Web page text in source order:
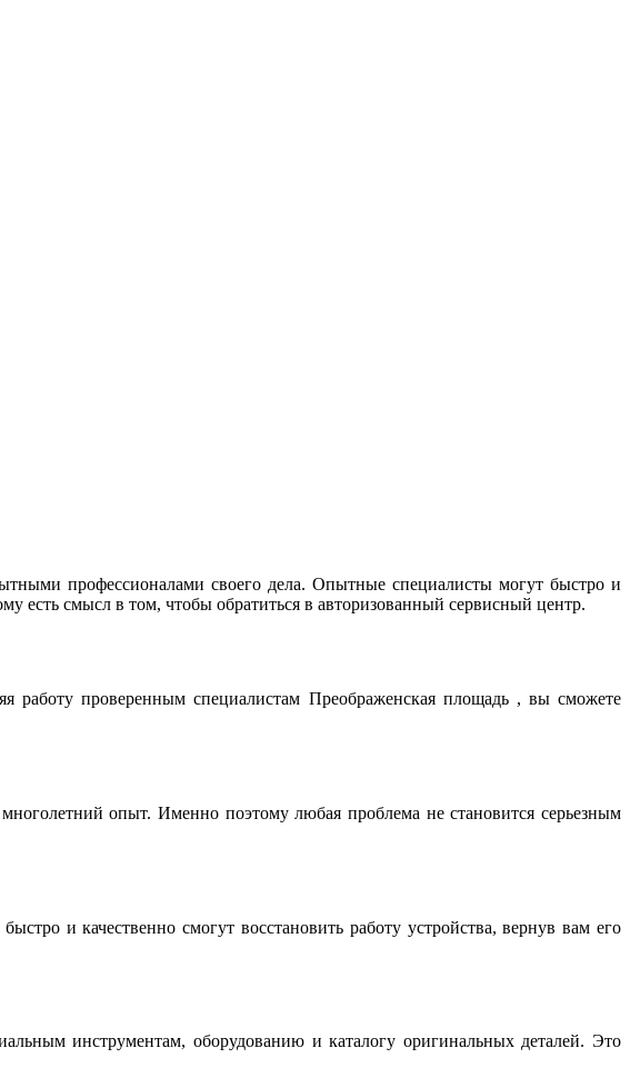
профессионалами своего дела. Опытные специалисты могут быстро и
есть смысл в том, чтобы обратиться в авторизованный сервисный центр.
работу проверенным специалистам Преображенская площадь , вы сможете
опыт. Именно поэтому любая проблема не становится серьезным
и качественно смогут восстановить работу устройства, вернув вам его
инструментам, оборудованию и каталогу оригинальных деталей. Это